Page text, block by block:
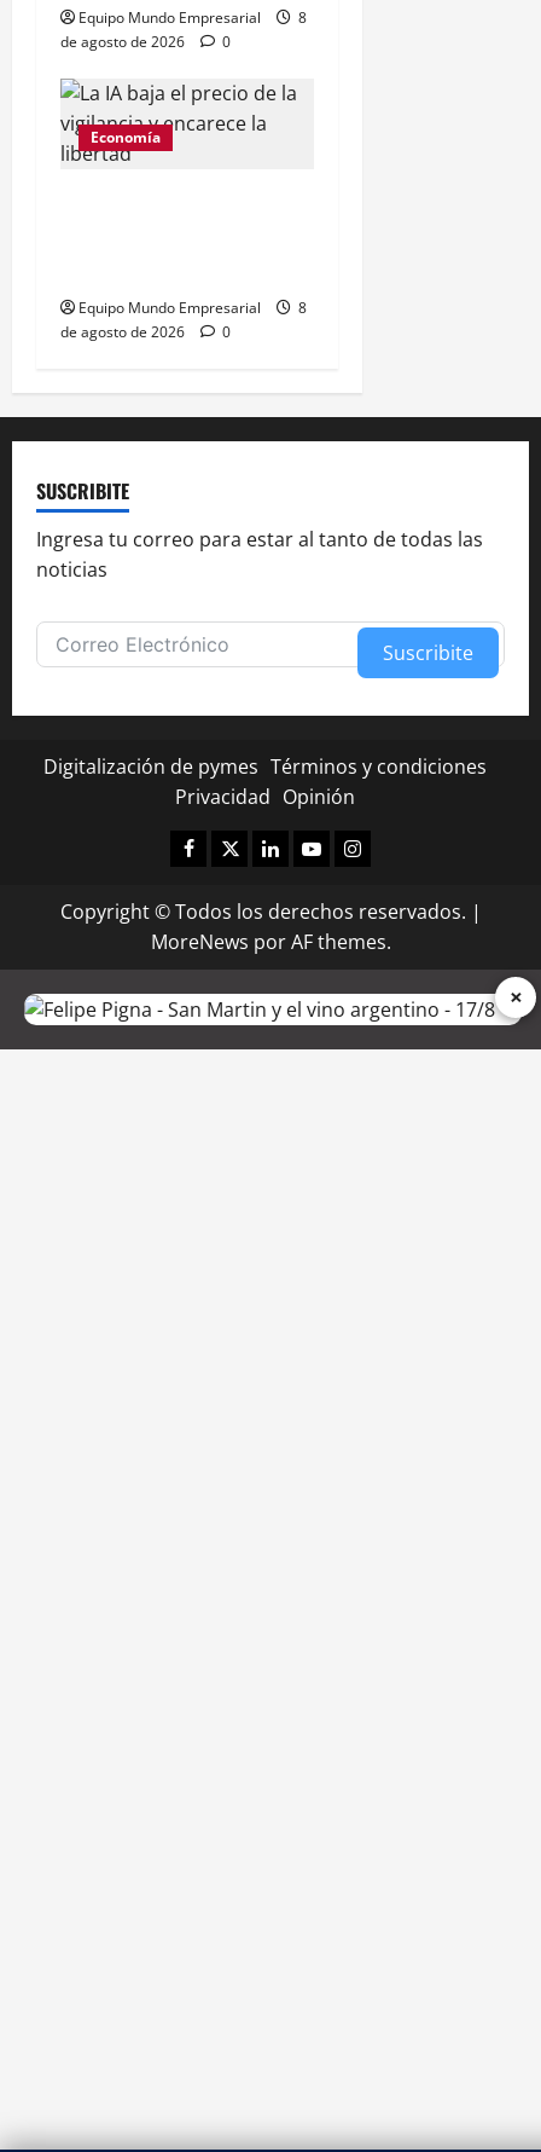
Equipo Mundo Empresarial
8
de agosto de 2026
0
Economía
Equipo Mundo Empresarial
8
de agosto de 2026
0
SUSCRIBITE
Ingresa tu correo para estar al tanto de todas las
noticias
Suscribite
Digitalización de pymes Términos y condiciones
Privacidad Opinión
Facebook
TwitterLinkedinYoutubeInstagram
Copyright © Todos los derechos reservados. |
MoreNews por AF themes.
×